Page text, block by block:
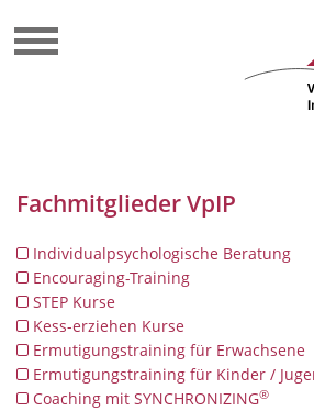
Fachmitglieder VpIP
Individualpsychologische Beratung
Encouraging-Training
STEP Kurse
Kess-erziehen Kurse
Ermutigungstraining für Erwachsene
Ermutigungstraining für Kinder /
Coaching mit SYNCHRONIZING®